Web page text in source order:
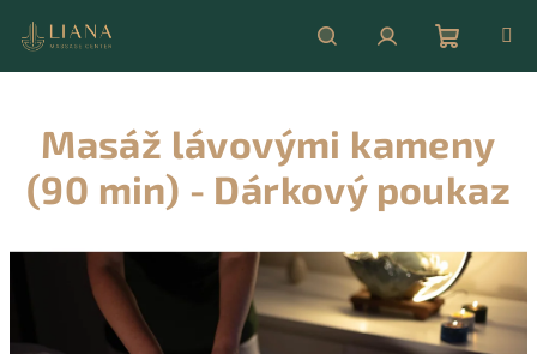
obsah
HledatPřihlášeníNákupní
košík
Masáž lávovými kameny
(90 min) - Dárkový poukaz